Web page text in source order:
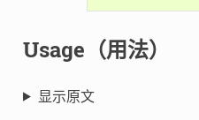
Usage（用法）
显示原文